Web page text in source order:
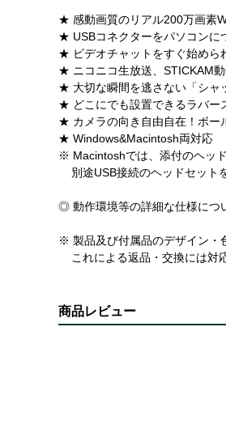
★ 感動画質のリアル200万画素
★ USBコネクターをパソコンに
★ ビデオチャットをすぐ始めら
★ ニコニコ生放送、STICKAM
★ 大切な瞬間を逃さない「シャ
★ どこにでも設置できるラバー
★ カメラの向き自由自在！ボー
★ Windows&Macintosh両対応
※ Macintoshでは、添付のヘッ
別途USB接続のヘッドセット
◎ 動作環境等の詳細な仕様につ
※ 製品及び付属品のデザイン・
これによる返品・交換には対
商品レビュー